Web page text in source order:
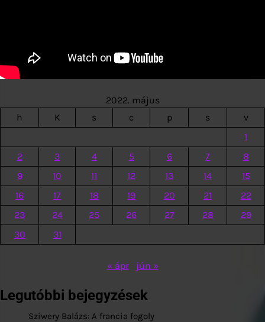
2022. május
h
K s c p s
v
1
2
3 4 5 6 7
8
9
10 11 12 13 14
15
16
17 18 19 20 21
22
23
24 25 26 27 28
29
30
31
« ápr jún »
Legutóbbi bejegyzések
Sziwery Balázs: A francia fogoly